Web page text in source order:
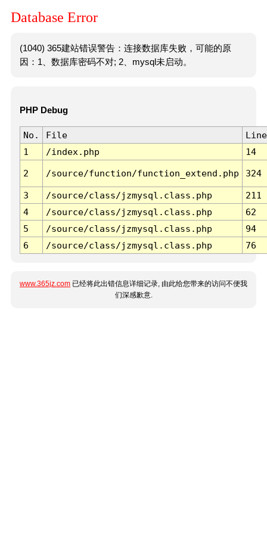
Database Error
(1040) 365建站错误警告：连接数据库失败，可能的原
因：1、数据库密码不对; 2、mysql未启动。
PHP Debug
No. File
Line
1
/index.php 14
2 /source/function/function_extend.php 324
3 /source/class/jzmysql.class.php
211
4
/source/class/jzmysql.class.php
62
5
/source/class/jzmysql.class.php
94
6
/source/class/jzmysql.class.php 76
www.365jz.com 已经将此出错信息详细记录, 由此给您带来的访问不便我
们深感歉意.